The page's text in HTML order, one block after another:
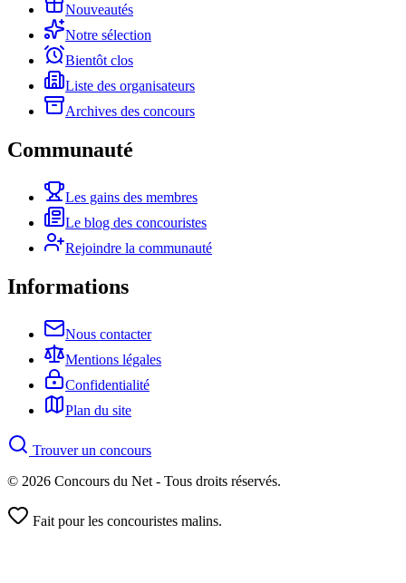
Nouveautés
Notre sélection
Bientôt clos
Liste des organisateurs
Archives des concours
Communauté
Les gains des membres
Le blog des concouristes
Rejoindre la communauté
Informations
Nous contacter
Mentions légales
Confidentialité
Plan du site
Trouver un concours
© 2026 Concours du Net - Tous droits réservés.
Fait pour les concouristes malins.